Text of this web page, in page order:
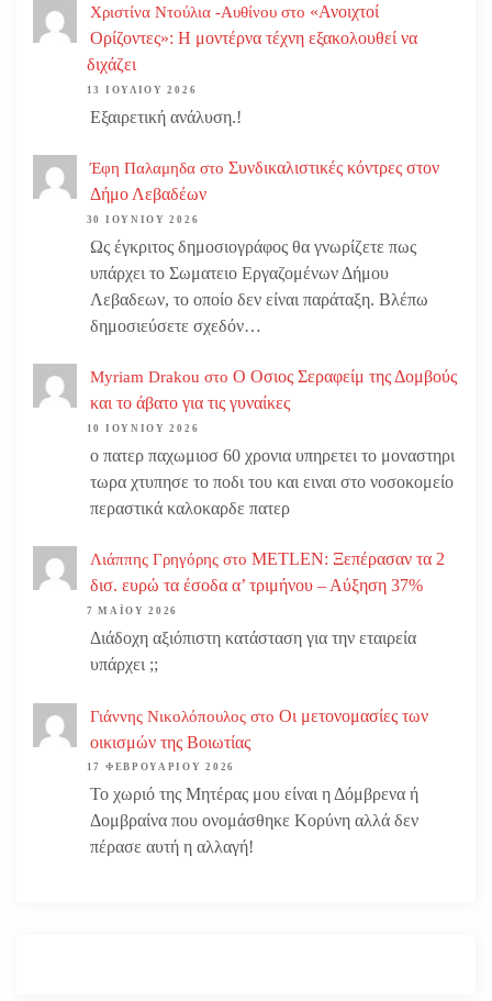
Χριστίνα Ντούλια -Αυθίνου στο «Ανοιχτοί
Ορίζοντες»: Η μοντέρνα τέχνη εξακολουθεί να
διχάζει
13 ΙΟΥΛΊΟΥ 2026
Εξαιρετική ανάλυση.!
Έφη Παλαμηδα στο Συνδικαλιστικές κόντρες στον
Δήμο Λεβαδέων
30 ΙΟΥΝΊΟΥ 2026
Ως έγκριτος δημοσιογράφος θα γνωρίζετε πως
υπάρχει το Σωματειο Εργαζομένων Δήμου
Λεβαδεων, το οποίο δεν είναι παράταξη. Βλέπω
δημοσιεύσετε σχεδόν…
Myriam Drakou στο Ο Οσιος Σεραφείμ της Δομβούς
και το άβατο για τις γυναίκες
10 ΙΟΥΝΊΟΥ 2026
ο πατερ παχωμιοσ 60 χρονια υπηρετει το μοναστηρι
τωρα χτυπησε το ποδι του και ειναι στο νοσοκομείο
περαστικά καλοκαρδε πατερ
Λιάππης Γρηγόρης στο METLEN: Ξεπέρασαν τα 2
δισ. ευρώ τα έσοδα α’ τριμήνου – Αύξηση 37%
7 ΜΑΪ́ΟΥ 2026
Διάδοχη αξιόπιστη κατάσταση για την εταιρεία
υπάρχει ;;
Γιάννης Νικολόπουλος στο Οι μετονομασίες των
οικισμών της Βοιωτίας
17 ΦΕΒΡΟΥΑΡΊΟΥ 2026
Το χωριό της Μητέρας μου είναι η Δόμβρενα ή
Δομβραίνα που ονομάσθηκε Κορύνη αλλά δεν
πέρασε αυτή η αλλαγή!